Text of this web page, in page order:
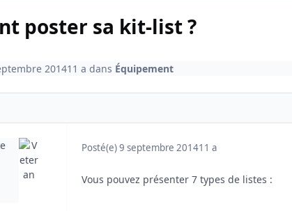
poster sa kit-list ?
201411 a dans Équipement
Posté(e)9 septembre 201411 a
Vous pouvez présenter 7 types de listes :